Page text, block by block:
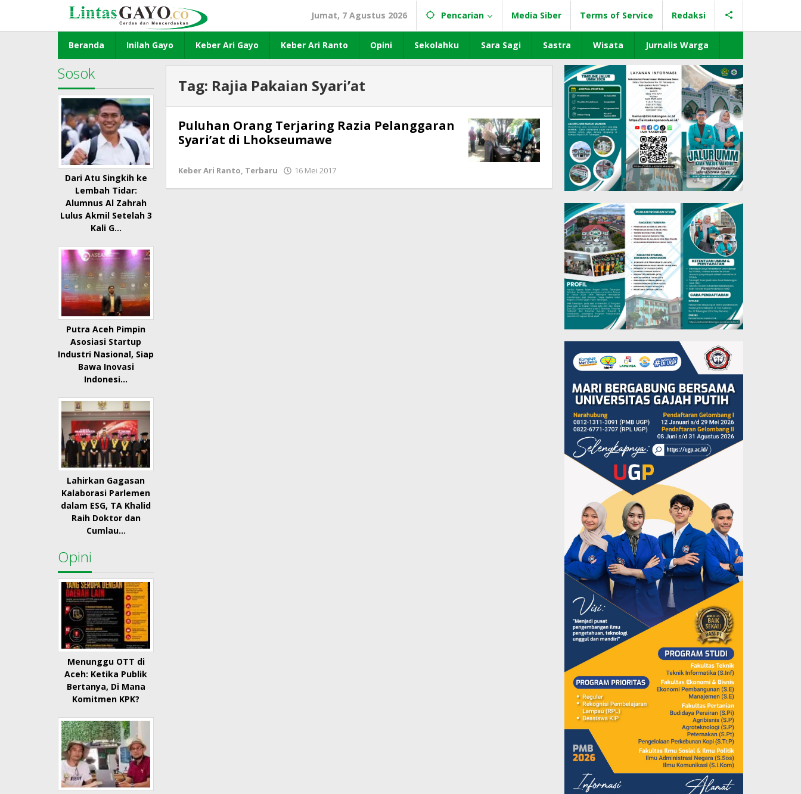
konten
Jumat, 7 Agustus 2026 Pencarian Media Siber Terms of Service Redaksi
Beranda Inilah Gayo Keber Ari Gayo Keber Ari Ranto Opini Sekolahku Sara Sagi Sastra Wisata Jurnalis Warga
Sosok
Dari Atu Singkih ke
Lembah Tidar:
Alumnus Al Zahrah
Lulus Akmil Setelah 3
Kali G…
Putra Aceh Pimpin
Asosiasi Startup
Industri Nasional, Siap
Bawa Inovasi
Indonesi…
Lahirkan Gagasan
Kalaborasi Parlemen
dalam ESG, TA Khalid
Raih Doktor dan
Cumlau…
Opini
Menunggu OTT di
Aceh: Ketika Publik
Bertanya, Di Mana
Komitmen KPK?
Tag: Rajia Pakaian Syari’at
Puluhan Orang Terjaring Razia Pelanggaran
Syari’at di Lhokseumawe
Keber Ari Ranto, Terbaru 16 Mei 2017